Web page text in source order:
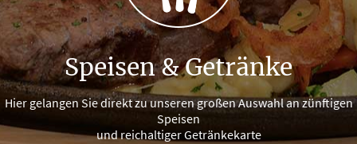
Speisen & Getränke
Hier gelangen Sie direkt zu unseren großen Auswahl an zünftigen
Speisen
und reichaltiger Getränkekarte